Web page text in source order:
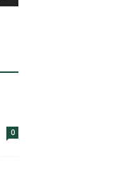
0